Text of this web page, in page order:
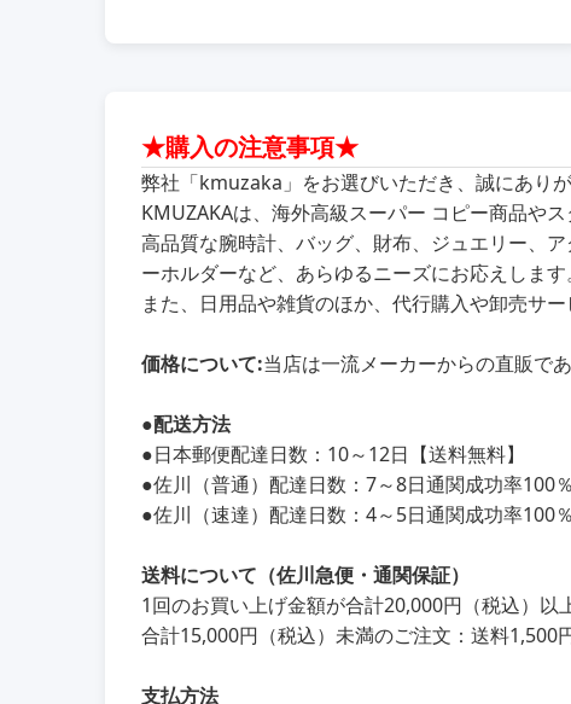
★購入の注意事項★
弊社「kmuzaka」をお選びいただき、誠にありが
KMUZAKAは、海外高級スーパー コピー商品や
高品質な腕時計、バッグ、財布、ジュエリー、
ーホルダーなど、あらゆるニーズにお応えします。
また、日用品や雑貨のほか、代行購入や卸売サ
価格について:当店は一流メーカーからの直販で
●配送方法
●日本郵便配達日数：10～12日【送料無料】
●佐川（普通）配達日数：7～8日通関成功率100
●佐川（速達）配達日数：4～5日通関成功率100
送料について（佐川急便・通関保証）
1回のお買い上げ金額が合計20,000円（税込）以
合計15,000円（税込）未満のご注文：送料1,500
支払方法